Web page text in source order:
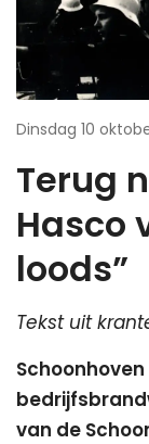
Dinsdag 10
Terug
Hasco
loods”
Tekst uit
van de